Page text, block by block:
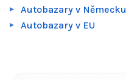
Autobazary v Německu
Autobazary v EU